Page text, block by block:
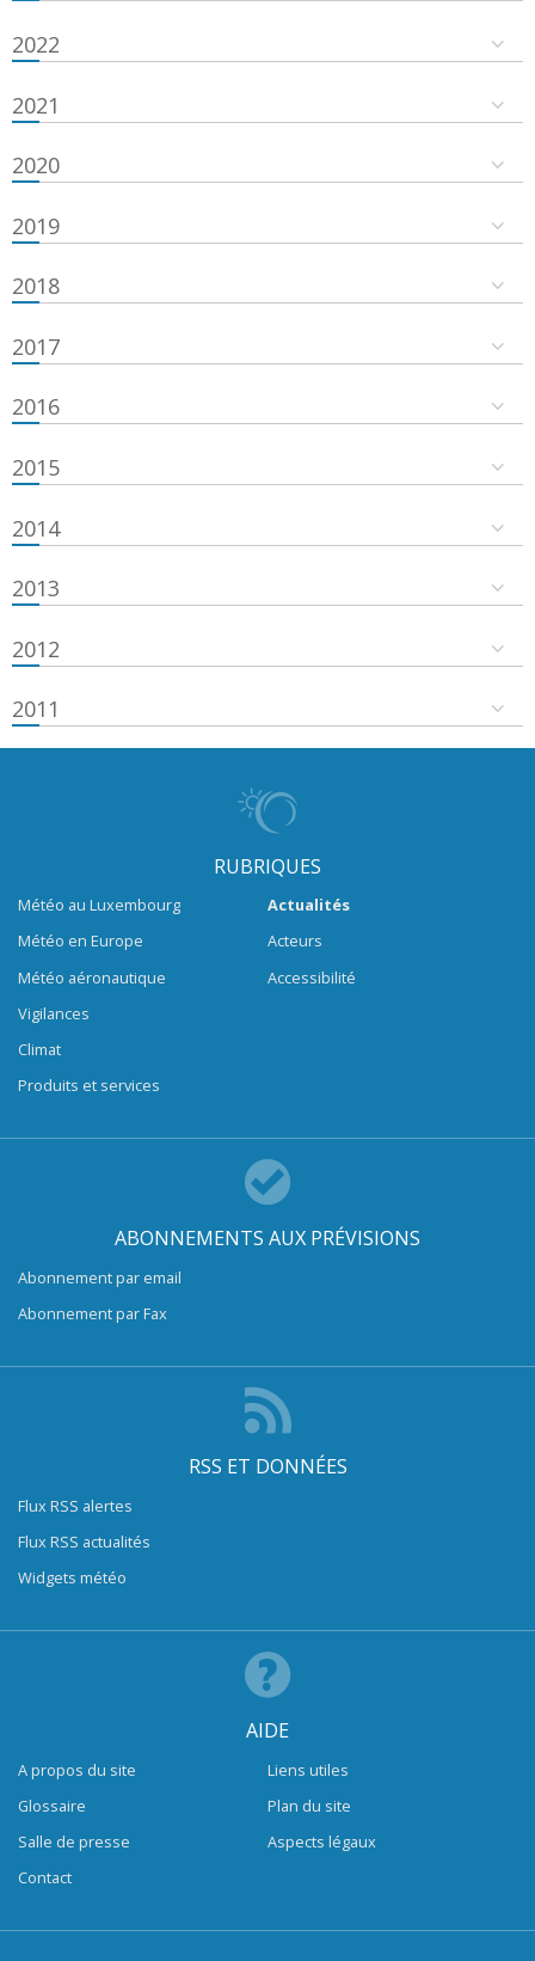
2022
2021
2020
2019
2018
2017
2016
2015
2014
2013
2012
2011
RUBRIQUES
Météo au Luxembourg
Météo en Europe
Météo aéronautique
Vigilances
Climat
Produits et services
Actualités
Acteurs
Accessibilité
ABONNEMENTS AUX PRÉVISIONS
Abonnement par email
Abonnement par Fax
RSS ET DONNÉES
Flux RSS alertes
Flux RSS actualités
Widgets météo
AIDE
A propos du site
Glossaire
Salle de presse
Contact
Liens utiles
Plan du site
Aspects légaux